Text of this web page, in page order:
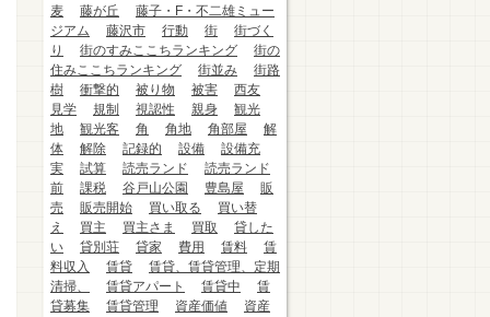
麦
藤が丘
藤子・F・不二雄ミュー
ジアム
藤沢市 行動 街
街づく
り
街のすみここちランキング
街の
住みここちランキング
街並み
街路
樹
衝撃的 被り物 被害
西友
見学
規制 視認性 親身
観光
地
観光客 角 角地 角部屋
解
体
解除 記録的 設備
設備充
実
試算 読売ランド
読売ランド
前
課税 谷戸山公園 豊島屋
販
売
販売開始 買い取る
買い替
え
買主 買主さま 買取
貸した
い
貸別荘 貸家 費用 賃料
賃
料収入
賃貸
賃貸、賃貸管理、定期
清掃、
賃貸アパート 賃貸中
賃
貸募集
賃貸管理 資産価値
資産